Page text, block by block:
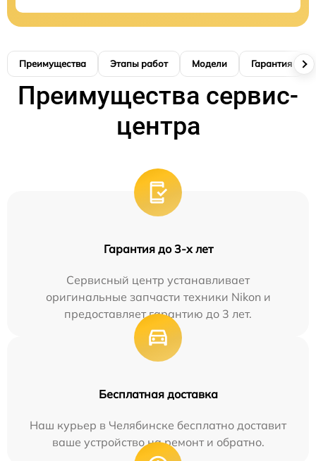
Преимущества Этапы работ Модели Гарантия
Преимущества сервис-
центра
Гарантия до 3-х лет
Сервисный центр устанавливает
оригинальные запчасти техники Nikon и
предоставляет гарантию до 3 лет.
Бесплатная доставка
Наш курьер в Челябинске бесплатно доставит
ваше устройство на ремонт и обратно.